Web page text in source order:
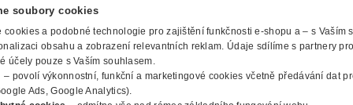
Vše o nákupu
Obchodní podmínky
Doprava a montáž
Možnosti platby
Záruka, servis, reklamace
SLUŽBY
Naše katalogy
Reklamační formulář
Výroba kancelářského nábytku
O FIRMĚ
O nás
soubory cookies
cookies a podobné technologie pro zajištění funkčnosti e-shopu a – s Vaším
obsahu a zobrazení relevantních reklam. Údaje sdílíme s partnery
účely pouze s Vaším souhlasem.
– povolí výkonnostní, funkční a marketingové cookies včetně předávání dat
Ads, Google Analytics).